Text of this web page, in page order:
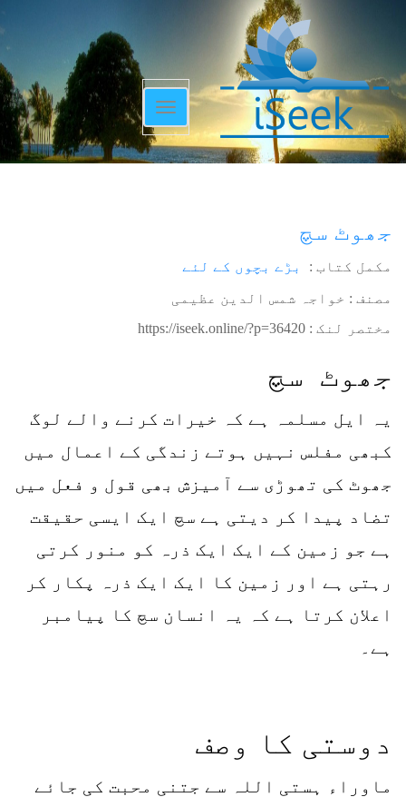
Toggle
navigation
جھوٹ سچ
مکمل کتاب : بڑے بچوں کے لئے
مصنف : خواجہ شمس الدین عظیمی
مختصر لنک : https://iseek.online/?p=36420
جھوٹ سچ
یہ ایل مسلمہ ہے کہ خیرات کرنے والے لوگ
کبھی مفلس نہیں ہوتے زندگی کے اعمال میں
جھوٹ کی تھوڑی سے آمیزش بھی قول و فعل میں
تضاد پیدا کر دیتی ہے سچ ایک ایسی حقیقت
ہے جو زمین کے ایک ایک ذرہ کو منور کرتی
رہتی ہے اور زمین کا ایک ایک ذرہ پکار کر
اعلان کرتا ہے کہ یہ انسان سچ کا پیامبر
ہے۔
دوستی کا وصف
ماوراء ہستی اللہ سے جتنی محبت کی جائے